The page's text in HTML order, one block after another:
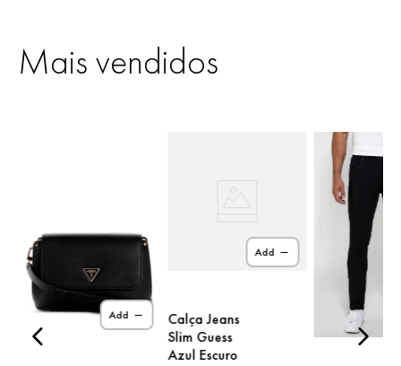
Mais vendidos
Add
Add
Calça Jeans
Slim Guess
Azul Escuro